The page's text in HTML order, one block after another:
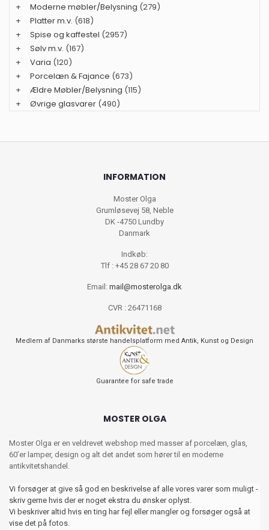
+
Moderne møbler/Belysning (279)
+
Platter m.v. (618)
+
Spise og kaffestel (2957)
+
Sølv m.v. (167)
+
Varia (120)
+
Porcelæn & Fajance (673)
+
Ældre Møbler/Belysning (115)
+
Øvrige glasvarer (490)
INFORMATION
Moster Olga
Grumløsevej 58, Neble
DK -4750 Lundby
Danmark
Indkøb:
Tlf : +45 28 67 20 80
Email: mail@mosterolga.dk
CVR : 26471168
Medlem af Danmarks største handelsplatform med Antik, Kunst og Design
Guarantee for safe trade
MOSTER OLGA
Moster Olga er en veldrevet webshop med masser af porcelæn, glas,
60’er lamper, design og alt det andet som hører til en moderne
antikvitetshandel.
Vi forsøger at give så god en beskrivelse af alle vores varer som muligt -
skriv gerne hvis der er noget ekstra du ønsker oplyst.
Vi beskriver altid hvis en ting har fejl eller mangler og forsøger også at
vise det på fotos.